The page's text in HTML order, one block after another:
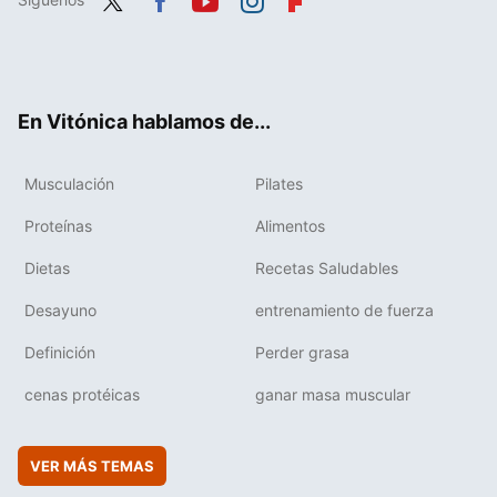
En Vitónica hablamos de...
Musculación Pilates
Proteínas Alimentos
Dietas Recetas Saludables
Desayuno entrenamiento de fuerza
Definición Perder grasa
cenas protéicas ganar masa muscular
VER MÁS TEMAS